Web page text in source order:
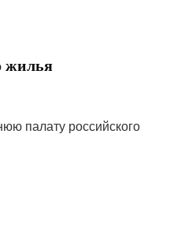
жилья
палату российского